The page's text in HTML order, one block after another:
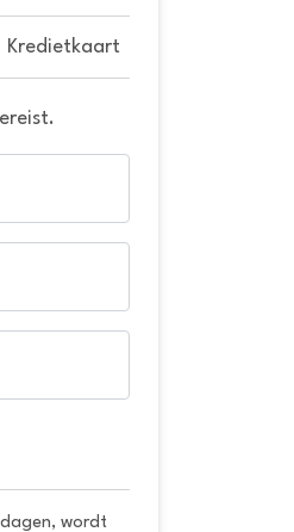
Kredietkaart
wordt